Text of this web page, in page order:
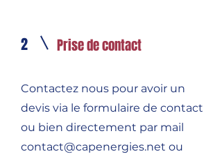
2 Prise de contact
Contactez nous pour avoir un
devis via le formulaire de contact
ou bien directement par mail
contact@capenergies.net ou